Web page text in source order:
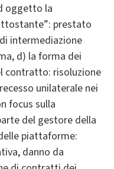
oggetto la
prestato
intermediazione
d) la forma dei
contratto: risoluzione
unilaterale nei
focus sulla
del gestore della
piattaforme:
danno da